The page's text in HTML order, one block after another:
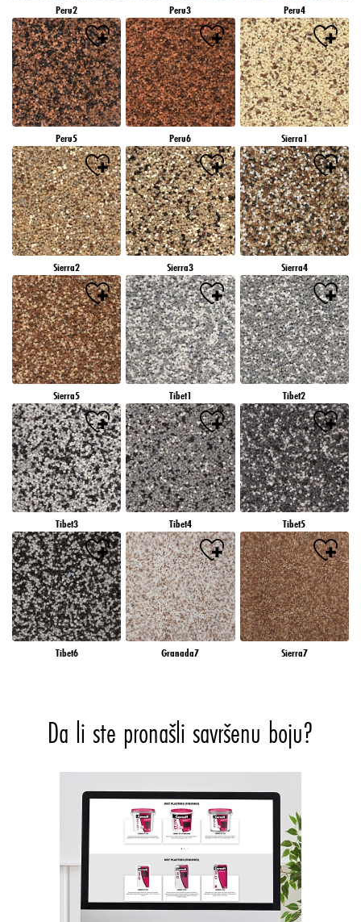
Peru2 Peru3 Peru4
Peru5 Peru6 Sierra1
Sierra2 Sierra3 Sierra4
Sierra5 Tibet1 Tibet2
Tibet3 Tibet4 Tibet5
Tibet6 Granada7 Sierra7
Da li ste pronašli savršenu boju?